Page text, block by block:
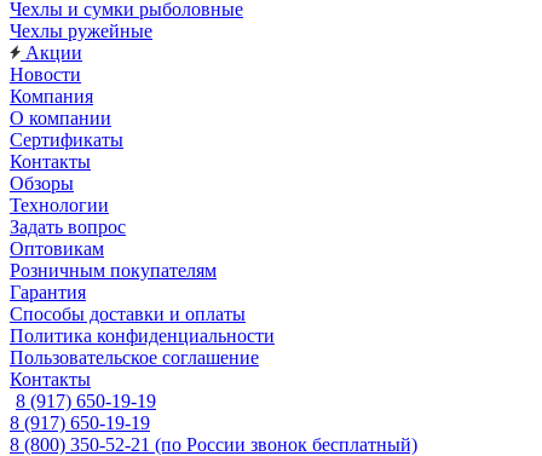
Чехлы и сумки рыболовные
Чехлы ружейные
Акции
Новости
Компания
О компании
Сертификаты
Контакты
Обзоры
Технологии
Задать вопрос
Оптовикам
Розничным покупателям
Гарантия
Способы доставки и оплаты
Политика конфиденциальности
Пользовательское соглашение
Контакты
8 (917) 650-19-19
8 (917) 650-19-19
8 (800) 350-52-21 (по России звонок бесплатный)